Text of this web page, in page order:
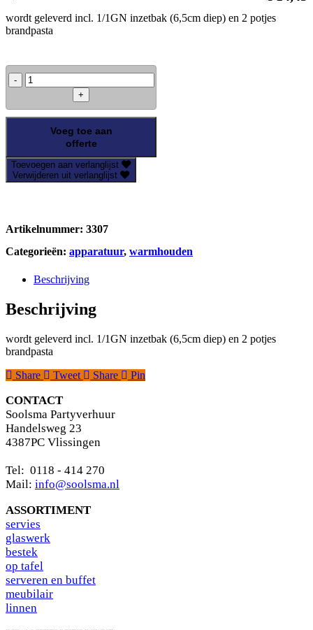
wordt geleverd incl. 1/1GN inzetbak (6,5cm diep) en 2 potjes
brandpasta
Chafing
Dish
GN
Voeg toe aan
offerte
Toevoegen aan verlanglijst
Verwijderen uit verlanglijst
Artikelnummer: 3307
Categorieën: apparatuur, warmhouden
Beschrijving
Beschrijving
wordt geleverd incl. 1/1GN inzetbak (6,5cm diep) en 2 potjes
brandpasta
Share
Tweet Share Pin
CONTACT
Soolsma Partyverhuur
Handelsweg 23
4387PC Vlissingen
Tel: 0118 - 414 270
Mail: info@soolsma.nl
ASSORTIMENT
servies
glaswerk
bestek
op tafel
serveren en buffet
meubilair
linnen